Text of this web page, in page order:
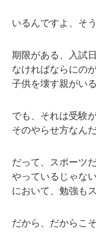
いるんですよ、そ
期限がある、入試
なければならにの
子供を壊す親がい
でも、それは受験
そのやらせ方なん
だって、スポーツ
やっているじゃな
において、勉強も
だから、だからこそ